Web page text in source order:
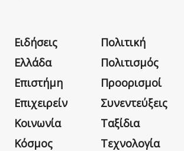
Ειδήσεις
Ελλάδα
Επιστήμη
Επιχειρείν
Κοινωνία
Κόσμος
Πολιτική
Πολιτισμός
Προορισμοί
Συνεντεύξεις
Ταξίδια
Τεχνολογία